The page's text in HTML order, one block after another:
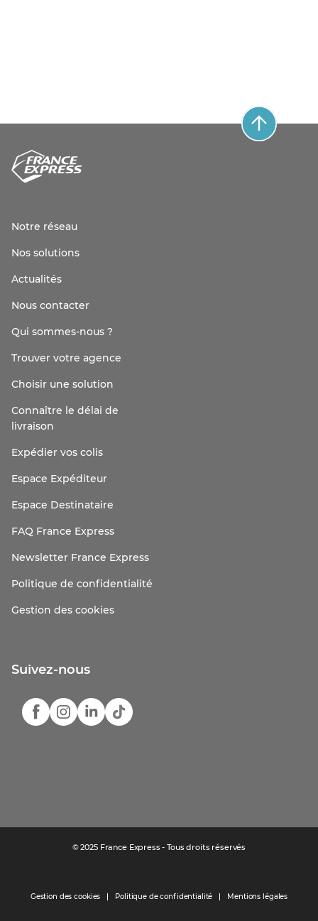
Notre réseau
Nos solutions
Actualités
Nous contacter
Qui sommes-nous ?
Trouver votre agence
Choisir une solution
Connaître le délai de
livraison
Expédier vos colis
Espace Expéditeur
Espace Destinataire
FAQ France Express
Newsletter France Express
Politique de confidentialité
Gestion des cookies
Suivez-nous
© 2025 France Express - Tous droits réservés
Gestion des cookies Politique de confidentialité Mentions légales